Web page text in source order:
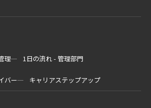
理 1日の流れ - 管理部門
バー キャリアステップアップ